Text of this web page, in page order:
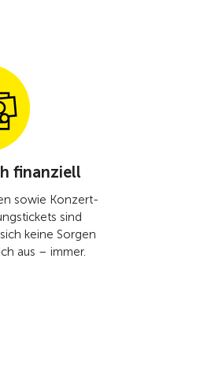
finanziell
sowie Konzert-
sind
keine Sorgen
aus – immer.